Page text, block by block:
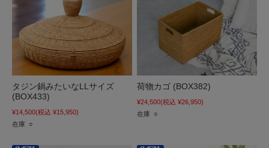
タジン鍋みたいなLLサイズ
(BOX433)
¥14,500(税込 ¥15,950)
在庫 ○
荷物カゴ (BOX382)
¥24,500(税込 ¥26,950)
在庫 ○